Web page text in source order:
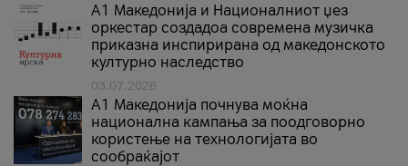
А1 Македонија и Националниот џез
оркестар создадоа современа музичка
приказна инспирирана од македонското
културно наследство
03.07.2026
A1 Македонија почнува моќна
национална кампања за поодговорно
користење на технологијата во
сообраќајот